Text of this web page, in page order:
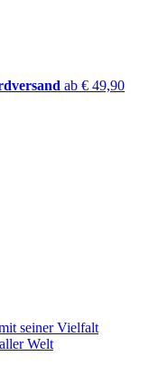
ab € 49,90
seiner Vielfalt
Welt